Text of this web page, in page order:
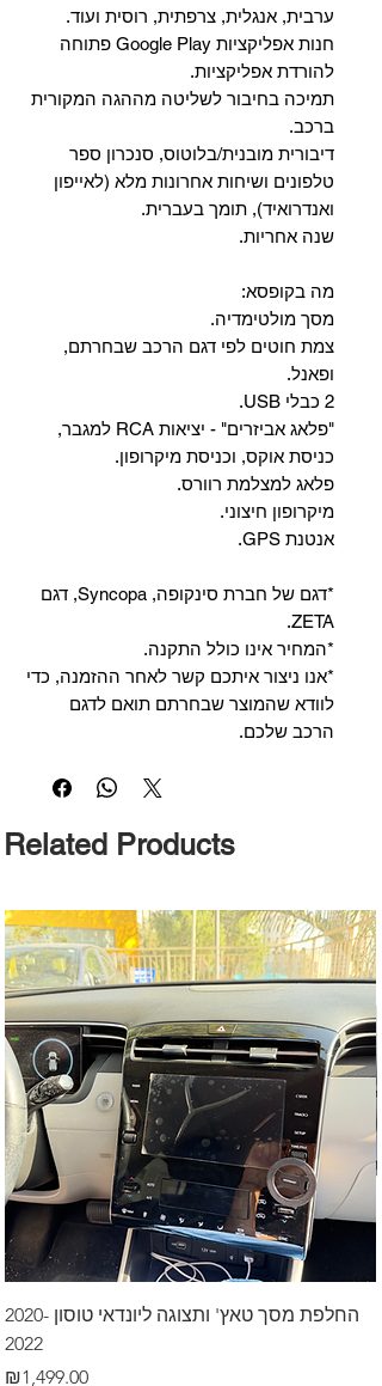
ערבית, אנגלית, צרפתית, רוסית ועוד.
‏חנות אפליקציות Google Play פתוחה
להורדת אפליקציות.
‏תמיכה בחיבור לשליטה מההגה המקורית
ברכב.
‏דיבורית מובנית/בלוטוס, ‏סנכרון ספר
טלפונים ושיחות אחרונות מלא (לאייפון
ואנדרואיד), תומך בעברית.
שנה אחריות.
מה בקופסא:
מסך מולטימדיה.
צמת חוטים לפי דגם הרכב שבחרתם,
ופאנל.
2 כבלי USB.
"פלאג אביזרים" - יציאות RCA למגבר,
כניסת אוקס, וכניסת מיקרופון.
פלאג למצלמת רוורס.
מיקרופון חיצוני.
אנטנת GPS.
*דגם של חברת סינקופה, Syncopa, דגם
ZETA.
*המחיר אינו כולל התקנה.
*אנו ניצור איתכם קשר לאחר ההזמנה, כדי
לוודא שהמוצר שבחרתם תואם לדגם
הרכב שלכם.
Related Products
החלפת מסך טאץ' ותצוגה ליונדאי טוסון 2020-
2022
Price
₪1,499.00